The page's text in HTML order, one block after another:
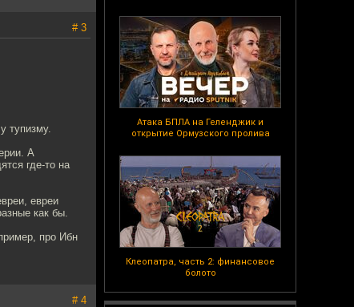
Атака БПЛА на Геленджик и
открытие Ормузского пролива
Клеопатра, часть 2: финансовое
болото
# 3
тупизму.
А
где-то на
евреи
как бы.
про Ибн
# 4